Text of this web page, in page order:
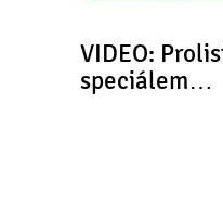
VIDEO:
speciálem…